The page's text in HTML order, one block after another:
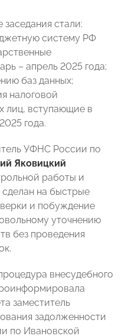
стали:
систему РФ
– апрель 2025 года;
баз данных;
налоговой
лиц, вступающие в
года.
УФНС России по
Яковицкий
работы и
на быстрые
и побуждение
уточнению
без проведения
внесудебного
заместитель
задолженности
по Ивановской